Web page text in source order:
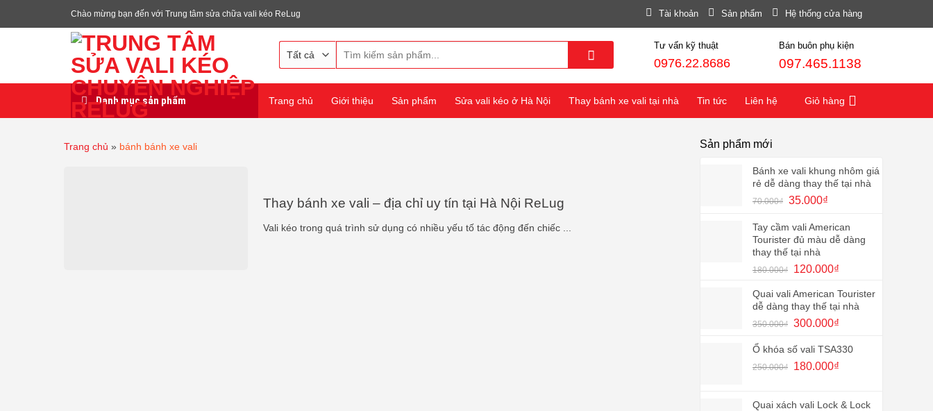
đến
Chào mừng bạn đến với Trung tâm sửa chữa vali kéo ReLug Tài khoản Sản phẩm Hệ thống cửa hàng
Tư vấn kỹ thuật
0976.22.8686
Bán buôn phụ kiện
097.465.1138
Danh mục sản phẩm Trang chủ Giới thiệu Sản phẩm Sửa vali kéo ở Hà Nội Thay bánh xe vali tại nhà Tin tức Liên hệ Giỏ hàng
Trang chủ » bánh bánh xe vali
Thay bánh xe vali – địa chỉ uy tín tại Hà Nội ReLug
Vali kéo trong quá trình sử dụng có nhiều yếu tố tác động đến chiếc ...
Sản phẩm mới
Bánh xe vali khung nhôm giá
rẻ dễ dàng thay thế tại nhà
70.000₫
Giá
là:
70.000₫.
35.000₫Giá
tại
là:
Tay cầm vali American
Tourister đủ màu dễ dàng
thay thế tại nhà
180.000₫
Giá
là:
180.000₫.
120.000₫Giá
tại
là:
120.000₫.
Quai vali American Tourister
dễ dàng thay thế tại nhà
350.000₫
Giá
là:
350.000₫.
300.000₫Giá
tại
là:
Ổ khóa số vali TSA330
250.000₫
Giá
250.000₫.
180.000₫Giá
là:
Quai xách vali Lock & Lock